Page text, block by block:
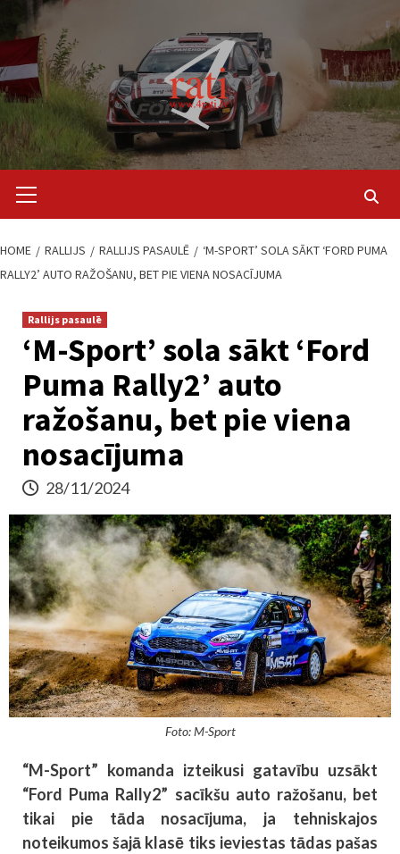
content
Menu
HOME RALLIJS RALLIJS PASAULĒ
‘M-SPORT’ SOLA SĀKT ‘FORD PUMA
RALLY2’ AUTO RAŽOŠANU, BET PIE VIENA NOSACĪJUMA
Rallijs pasaulē
‘M-Sport’ sola sākt ‘Ford
Puma Rally2’ auto
ražošanu, bet pie viena
nosacījuma
28/11/2024
Foto: M-Sport
“M-Sport” komanda izteikusi gatavību uzsākt
“Ford Puma Rally2” sacīkšu auto ražošanu, bet
tikai pie tāda nosacījuma, ja tehniskajos
noteikumos šajā klasē tiks ieviestas tādas pašas